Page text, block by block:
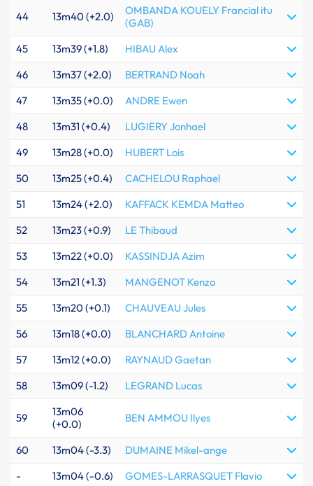
44 13m40 (+2.0)
OMBANDA KOUELY Francial itu
(GAB)
45
13m39 (+1.8)
HIBAU Alex
46
13m37 (+2.0)
BERTRAND Noah
47
13m35 (+0.0)
ANDRE Ewen
48
13m31 (+0.4)
LUGIERY Jonhael
49
13m28 (+0.0)
HUBERT Lois
50
13m25 (+0.4)
CACHELOU Raphael
51
13m24 (+2.0)
KAFFACK KEMDA Matteo
52
13m23 (+0.9)
LE Thibaud
53
13m22 (+0.0)
KASSINDJA Azim
54
13m21 (+1.3)
MANGENOT Kenzo
55
13m20 (+0.1)
CHAUVEAU Jules
56
13m18 (+0.0)
BLANCHARD Antoine
57
13m12 (+0.0)
RAYNAUD Gaetan
58
13m09 (-1.2) LEGRAND Lucas
59
13m06
(+0.0)
BEN AMMOU Ilyes
60 13m04 (-3.3)
DUMAINE Mikel-ange
-
13m04 (-0.6) GOMES-LARRASQUET Flavio